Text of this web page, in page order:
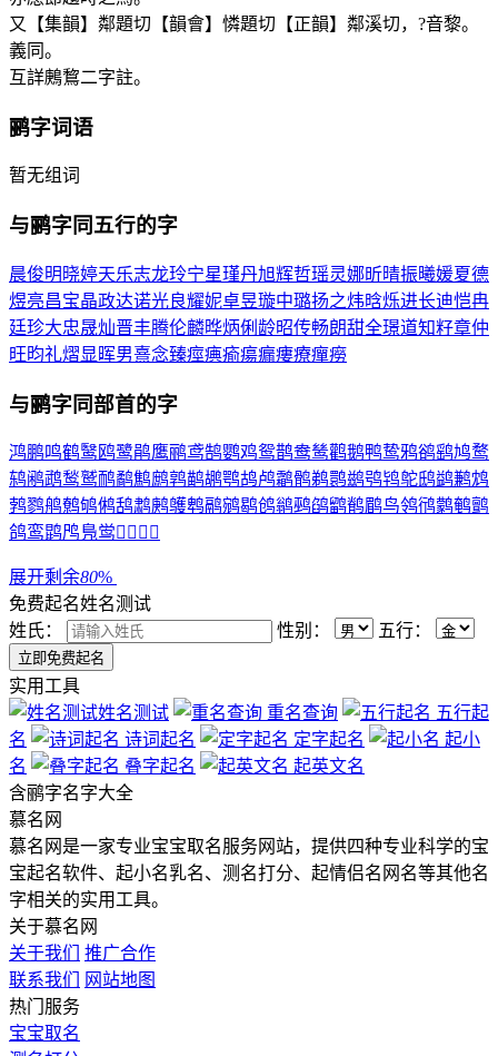
又【集韻】鄰題切【韻會】憐題切【正韻】鄰溪切，?音黎。
義同。
互詳鶊鵹二字註。
鹂字词语
暂无组词
与鹂字同五行的字
晨俊明 晓婷天乐志龙玲宁星瑾丹旭辉哲瑶灵娜昕晴振曦媛夏德
煜亮昌宝晶政达诺光 良耀妮卓昱璇中璐扬之炜晗烁进长迪恺冉
廷珍大忠晟灿晋丰腾伦麟晔炳俐 龄昭传畅朗甜全璟道知籽章仲
旺昀礼熠显 晖男熹念臻痙痶瘉瘍瘺瘻療癉癆
与鹂字同部首的字
鸿鹏鸣鹤鹥鸥鹭鹃鹰鹂鸢鹄鹦鸡鸳鹊鸯鸶鹳鹅鸭鸷鸦鹆鹞鸠鹜
鸫鹇鹉鹙鹫鸸鹬鹪鹧鹑鹋鹕鹗鸪鸬鹴鹘鹈鹮鹚鸮鸨鸵鸱鹢鹣鸩
鹁鹨鸼鹩鸲鸺鸹鹔鹒鹱鹎鹝鹓鹖鸧鹟鹀鹐鹠鹡鹛鸟鸰鸻鹲鹌鹯
鸽鸾鹍鸤鳬鸴   
展开剩余80%
免费起名姓名测试
姓氏：
性别： 五行：
实用工具
姓名测试
重名查询
五行起
名
诗词起名 定字起名
起小
名
叠字起名
起英文名
含鹂字名字大全
慕名网
慕名网是一家专业宝宝取名服务网站，提供四种专业科学的宝
宝起名软件、起小名乳名、测名打分、起情侣名网名等其他名
字相关的实用工具。
关于慕名网
关于我们
推广合作
联系我们
网站地图
热门服务
宝宝取名